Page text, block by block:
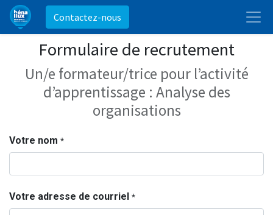
Contactez-nous
Formulaire de recrutement
Un/e formateur/trice pour l’activité
d’apprentissage : Analyse des
organisations
Votre nom *
Votre adresse de courriel *